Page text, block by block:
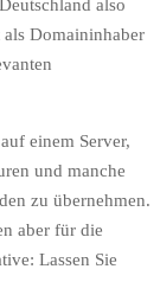
also
Domaininhaber
einem Server,
und manche
zu übernehmen.
aber für die
Lassen Sie